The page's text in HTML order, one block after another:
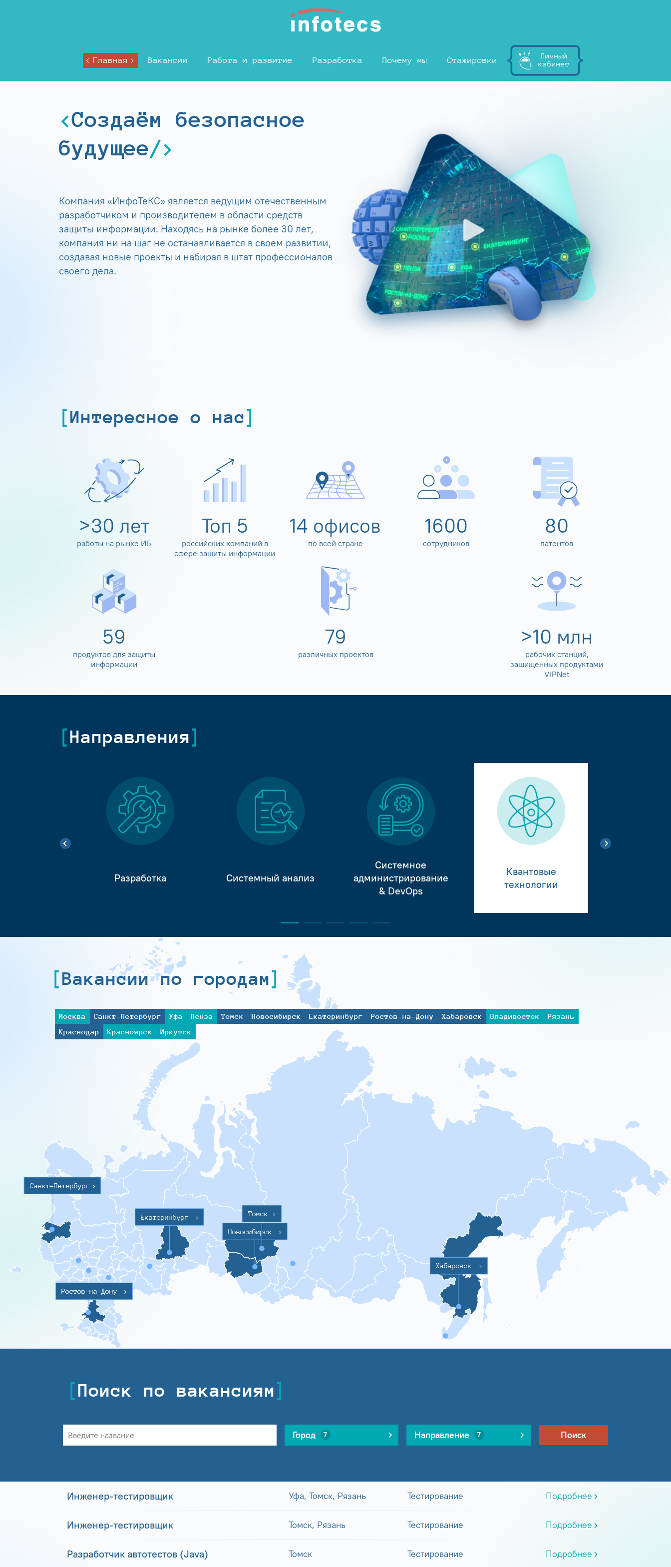
Главная Вакансии Работа и развитие Разработка Почему мы Стажировки
Личный
кабинет
Создаём безопасное
будущее
Компания «ИнфоТеКС» является ведущим отечественным
разработчиком и производителем в области средств
защиты информации. Находясь на рынке более 30 лет,
компания ни на шаг не останавливается в своем развитии,
создавая новые проекты и набирая в штат профессионалов
своего дела.
Интересное о нас
>30 лет
работы на рынке ИБ
Топ 5
российских компаний в
сфере защиты информации
14 офисов
по всей стране
1600
сотрудников
80
патентов
60
продуктов для защиты
информации
80
различных проектов
>10 млн
рабочих станций,
защищенных продуктами
ViPNet
Направления
Разработка Системный анализ
Системное
администрирование
& DevOps
Квантовые
технологии
Вакансии по городам
Москва Санкт-Петербург Уфа Пенза Томск Новосибирск Екатеринбург Ростов-на-Дону Хабаровск Владивосток
Рязань
Краснодар
Красноярск Иркутск
Санкт-Петербург >
Ростов-на-Дону >
Екатеринбург
>
Новосибирск
>
Томск >
Хабаровск >
Поиск по вакансиям
Город 7 Направление 7 Поиск
Инженер-тестировщик Уфа, Томск, Рязань Тестирование Подробнее
Инженер-тестировщик Томск, Рязань Тестирование Подробнее
Разработчик автотестов (Java) Томск Тестирование Подробнее